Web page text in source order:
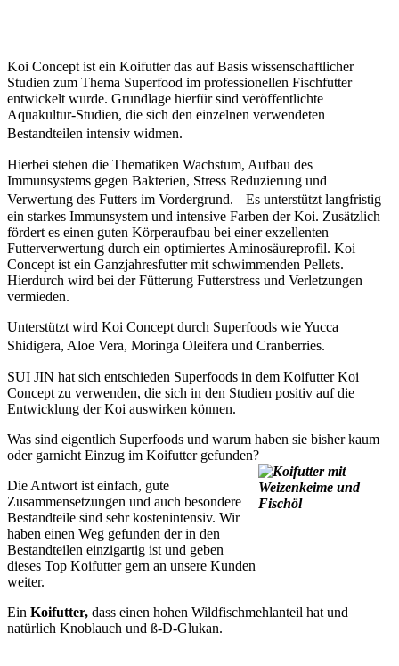
Koi Concept ist ein Koifutter das auf Basis wissenschaftlicher
Studien zum Thema Superfood im professionellen Fischfutter
entwickelt wurde. Grundlage hierfür sind veröffentlichte
Aquakultur-Studien, die sich den einzelnen verwendeten
Bestandteilen intensiv widmen.
Hierbei stehen die Thematiken Wachstum, Aufbau des
Immunsystems gegen Bakterien, Stress Reduzierung und
Verwertung des Futters im Vordergrund. Es unterstützt langfristig
ein starkes Immunsystem und intensive Farben der Koi. Zusätzlich
fördert es einen guten Körperaufbau bei einer exzellenten
Futterverwertung durch ein optimiertes Aminosäureprofil. Koi
Concept ist ein Ganzjahresfutter mit schwimmenden Pellets.
Hierdurch wird bei der Fütterung Futterstress und Verletzungen
vermieden.
Unterstützt wird Koi Concept durch Superfoods wie Yucca
Shidigera, Aloe Vera, Moringa Oleifera und Cranberries.
SUI JIN hat sich entschieden Superfoods in dem Koifutter Koi
Concept zu verwenden, die sich in den Studien positiv auf die
Entwicklung der Koi auswirken können.
Was sind eigentlich Superfoods und warum haben sie bisher kaum
oder garnicht Einzug im Koifutter gefunden?
Die Antwort ist einfach, gute
Zusammensetzungen und auch besondere
Bestandteile sind sehr kostenintensiv. Wir
haben einen Weg gefunden der in den
Bestandteilen einzigartig ist und geben
dieses Top Koifutter gern an unsere Kunden
weiter.
Ein Koifutter, dass einen hohen Wildfischmehlanteil hat und
natürlich Knoblauch und ß-D-Glukan.